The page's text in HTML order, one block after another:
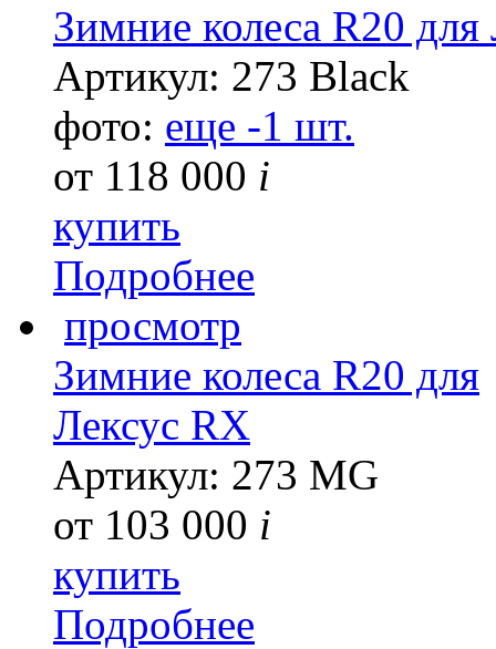
Зимние колеса R20 для
Артикул: 273 Black
фото: еще -1 шт.
от 118 000 i
купить
Подробнее
просмотр
Зимние колеса R20 для
Лексус RX
Артикул: 273 MG
от 103 000 i
купить
Подробнее